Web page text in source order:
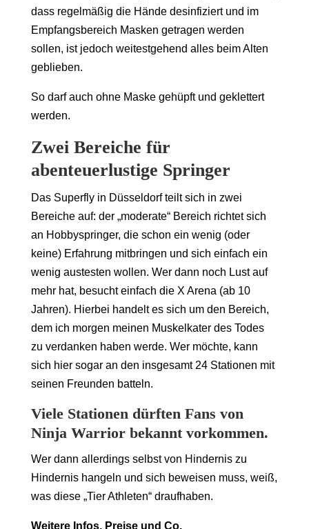
dass regelmäßig die Hände desinfiziert und im
Empfangsbereich Masken getragen werden
sollen, ist jedoch weitestgehend alles beim Alten
geblieben.
So darf auch ohne Maske gehüpft und geklettert
werden.
Zwei Bereiche für
abenteuerlustige Springer
Das Superfly in Düsseldorf teilt sich in zwei
Bereiche auf: der „moderate“ Bereich richtet sich
an Hobbyspringer, die schon ein wenig (oder
keine) Erfahrung mitbringen und sich einfach ein
wenig austesten wollen. Wer dann noch Lust auf
mehr hat, besucht einfach die X Arena (ab 10
Jahren). Hierbei handelt es sich um den Bereich,
dem ich morgen meinen Muskelkater des Todes
zu verdanken haben werde. Wer möchte, kann
sich hier sogar an den insgesamt 24 Stationen mit
seinen Freunden batteln.
Viele Stationen dürften Fans von
Ninja Warrior bekannt vorkommen.
Wer dann allerdings selbst von Hindernis zu
Hindernis hangeln und sich beweisen muss, weiß,
was diese „Tier Athleten“ draufhaben.
Weitere Infos, Preise und Co.